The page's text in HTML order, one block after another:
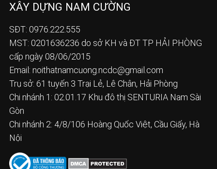
XÂY DỰNG NAM CƯỜNG
SĐT: 0976.222.555
MST: 0201636236 do sở KH và ĐT TP HẢI PHÒNG
cấp ngày 08/06/2015
Email: noithatnamcuong.ncdc@gmail.com
Trụ sở: 61 tuyến 3 Trại Lẻ, Lê Chân, Hải Phòng
Chi nhánh 1: 02.01.17 Khu đô thị SENTURIA Nam Sài
Gòn
Chi nhánh 2: 4/8/106 Hoàng Quốc Việt, Cầu Giấy, Hà
Nội